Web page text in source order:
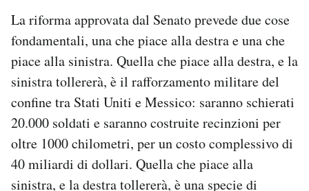
La riforma approvata dal Senato prevede due cose
fondamentali, una che piace alla destra e una che
piace alla sinistra. Quella che piace alla destra, e la
sinistra tollererà, è il rafforzamento militare del
confine tra Stati Uniti e Messico: saranno schierati
20.000 soldati e saranno costruite recinzioni per
oltre 1000 chilometri, per un costo complessivo di
40 miliardi di dollari. Quella che piace alla
sinistra, e la destra tollererà, è una specie di